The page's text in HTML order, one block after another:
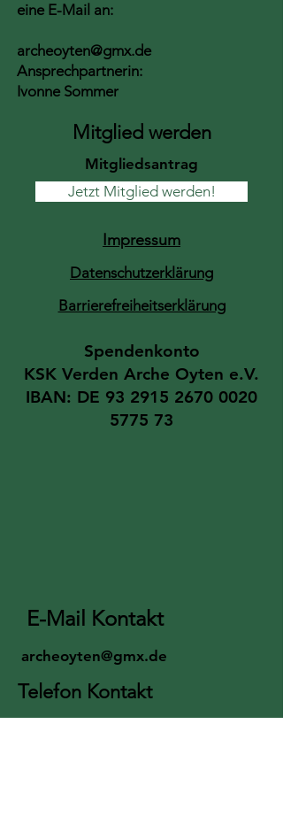
eine E-Mail an:
archeoyten@gmx.de
Ansprechpartnerin:
Ivonne Sommer
Mitglied werden
Mitgliedsantrag
Jetzt Mitglied werden!
Impressum
Datenschutzerklärung
Barrierefreiheitserklärung
Spendenkonto​
KSK Verden ​Arche Oyten e.V.
IBAN: DE 93 2915 2670 0020
5775 73
E-Mail Kontakt
archeoyten@gmx.de
Telefon Kontakt